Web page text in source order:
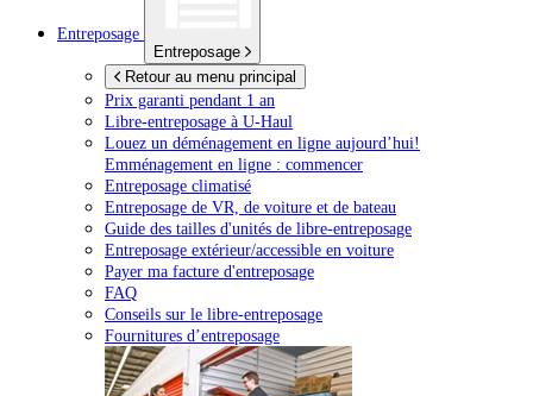
Entreposage
Entreposage
Retour au menu principal
Prix garanti pendant 1 an
Libre-entreposage à U-Haul
Louez un déménagement en ligne aujourd’hui!
Emménagement en ligne : commencer
Entreposage climatisé
Entreposage de VR, de voiture et de bateau
Guide des tailles d'unités de libre-entreposage
Entreposage extérieur/accessible en voiture
Payer ma facture d'entreposage
FAQ
Conseils sur le libre-entreposage
Fournitures d’entreposage